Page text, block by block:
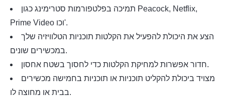
תמיכה בפלטפורמות סטרימינג כגון Peacock, Netflix,
Prime Video וכו'.
הצע את היכולת להפעיל את הקלטות תוכניות הטלוויזיה שלך
במכשירים שונים.
חדור אפשרות למחיקת הקלטות כדי לחסוך בשטח אחסון.
מצויד ביכולת להקליט תוכניות או תוכניות בחמישה מכשירים
בבית או מחוצה לו.